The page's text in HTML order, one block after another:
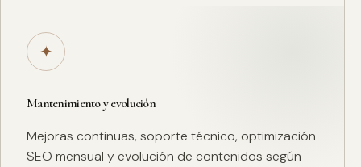
✦
Mantenimiento y evolución
Mejoras continuas, soporte técnico, optimización
SEO mensual y evolución de contenidos según